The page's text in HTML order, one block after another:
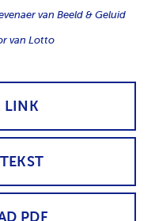
van Beeld & Geluid
van Lotto
LINK
PDF